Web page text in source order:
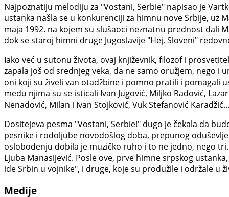
Najpoznatiju melodiju za "Vostani, Serbie" napisao je
ustanka našla se u konkurenciji za himnu nove Srbije, uz
maja 1992. na kojem su slušaoci neznatnu prednost dali
dok se staroj himni druge Jugoslavije "Hej, Sloveni"
Iako već u sutonu života, ovaj književnik, filozof i
zapala još od srednjeg veka, da ne samo oružjem, nego i
oni koji su živeli van otadžbine i pomno pratili i pomagali
među njima su se isticali Ivan Jugović, Miljko Radović,
Nenadović, Milan i Ivan Stojković, Vuk Stefanović Karadžić...
Dositejeva pesma "Vostani, Serbie!" dugo je čekala da
pesnike i rodoljube novodošlog doba, prepunog
oslobođenju dobila je muzičko ruho i to ne jedno, nego
Ljuba Manasijević. Posle ove, prve himne srpskog
ide Srbin u vojnike", i druge, koje su produžile i održale u
Medije